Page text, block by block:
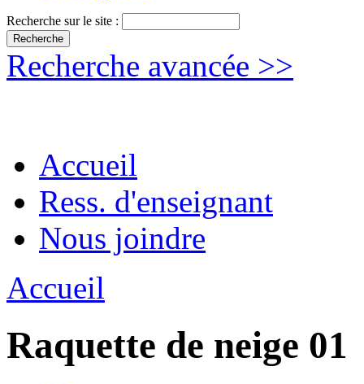
Recherche sur le site :
Recherche avancée >>
Accueil
Ress. d'enseignant
Nous joindre
Accueil
Raquette de neige 01